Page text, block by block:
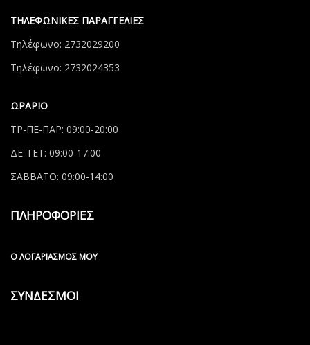
ΤΗΛΕΦΩΝΙΚΕΣ ΠΑΡΑΓΓΕΛΙΕΣ
Τηλέφωνο: 2732029200
Τηλέφωνο: 2732024353
ΩΡΑΡΙΟ
ΤΡ-ΠΕ-ΠΑΡ: 09:00-20:00
ΔΕ-ΤΕΤ: 09:00-17:00
ΣΑΒΒΑΤΟ: 09:00-14:00
ΠΛΗΡΟΦΟΡΙΕΣ
Ο ΛΟΓΑΡΙΑΣΜΌΣ ΜΟΥ
ΣΥΝΔΕΣΜΟΙ